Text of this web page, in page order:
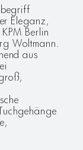
Eleganz,
Berlin
Woltmann.
aus